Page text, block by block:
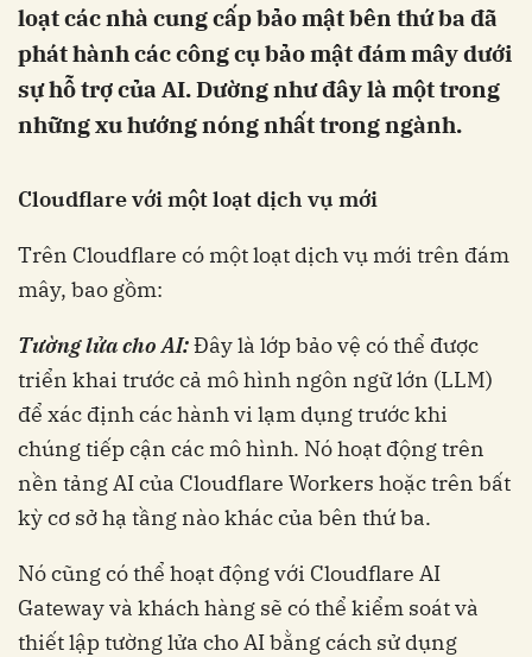
loạt các nhà cung cấp bảo mật bên thứ ba đã
phát hành các công cụ bảo mật đám mây dưới
sự hỗ trợ của AI. Dường như đây là một trong
những xu hướng nóng nhất trong ngành.
Cloudflare với một loạt dịch vụ mới
Trên Cloudflare có một loạt dịch vụ mới trên đám
mây, bao gồm:
Tường lửa cho AI:Đây là lớp bảo vệ có thể được
triển khai trước cả mô hình ngôn ngữ lớn (LLM)
để xác định các hành vi lạm dụng trước khi
chúng tiếp cận các mô hình. Nó hoạt động trên
nền tảng AI của Cloudflare Workers hoặc trên bất
kỳ cơ sở hạ tầng nào khác của bên thứ ba.
Nó cũng có thể hoạt động với Cloudflare AI
Gateway và khách hàng sẽ có thể kiểm soát và
thiết lập tường lửa cho AI bằng cách sử dụng